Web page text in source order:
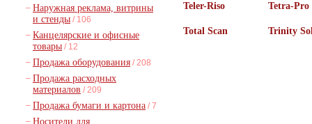
– Наружная реклама, витрины
и стенды / 106
– Канцелярские и офисные
товары / 12
– Продажа оборудования / 208
– Продажа расходных
материалов / 209
– Продажа бумаги и картона / 7
– Носители для
Teler-Riso Tetra-Pro
Total Scan Trinity